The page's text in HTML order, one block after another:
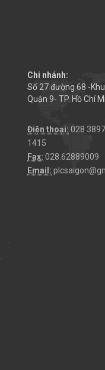
Chi nhánh:
Số 27 đường 68 -
Quận 9- TP. Hồ Chí
Điện thoại: 028
1415
Fax: 028.62889009
Email: